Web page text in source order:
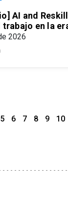
AI and
en la
2026
5 6 7 8 9 10